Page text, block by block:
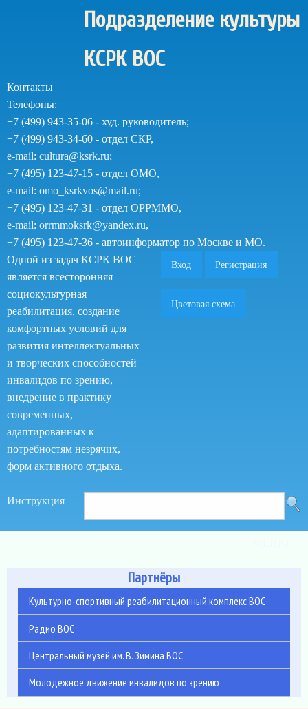
Подразделение культуры
КСРК ВОС
Контакты
Телефоны:
+7 (499) 943-35-06 - худ. руководитель;
+7 (499) 943-34-60 - отдел СКР,
e-mail: cultura@ksrk.ru;
+7 (495) 123-47-15 - отдел ОМО,
e-mail: omo_ksrkvos@mail.ru;
+7 (495) 123-47-31 - отдел ОРРММО,
e-mail: orrmmoksrk@yandex.ru,
+7 (495) 123-47-36 - автоинформатор по Москве и МО.
Одной из задач КСРК ВОС
является всесторонняя
социокультурная
реабилитация, создание
комфортных условий для
развития интеллектуальных
и творческих способностей
инвалидов по зрению,
внедрение в практику
современных,
адаптированных к
потребностям незрячих,
форм активного отдыха.
Вход Регистрация
Цветовая схема
Как
Инструкция
по
Партнёры
Культурно-спортивный реабилитационный комплекс ВОС
Радио ВОС
Центральный музей им. В. Зимина ВОС
Молодежное движение инвалидов по зрению